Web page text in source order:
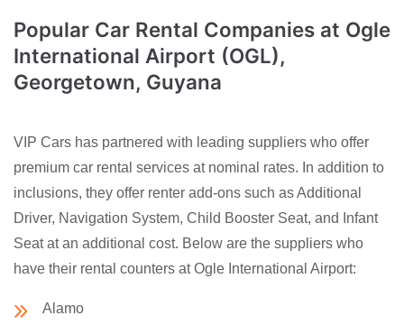
Popular Car Rental Companies at Ogle
International Airport (OGL),
Georgetown, Guyana
VIP Cars has partnered with leading suppliers who offer
premium car rental services at nominal rates. In addition to
inclusions, they offer renter add-ons such as Additional
Driver, Navigation System, Child Booster Seat, and Infant
Seat at an additional cost. Below are the suppliers who
have their rental counters at Ogle International Airport:
Alamo